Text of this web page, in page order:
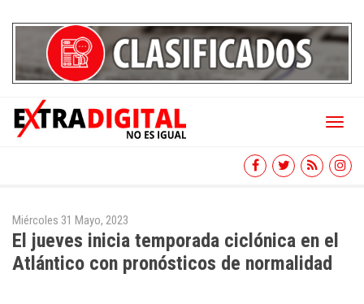
Toggle
Miércoles 31 Mayo, 2023
El jueves inicia temporada ciclónica en el
Atlántico con pronósticos de normalidad